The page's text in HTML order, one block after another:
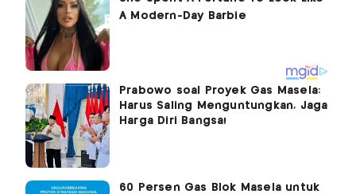
Prabowo soal Proyek Gas Masela:
Harus Saling Menguntungkan, Jaga
Harga Diri Bangsa!
60 Persen Gas Blok Masela untuk